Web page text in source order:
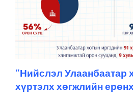
“Нийслэл Улаанбаатар
хүртэлх хөгжлийн